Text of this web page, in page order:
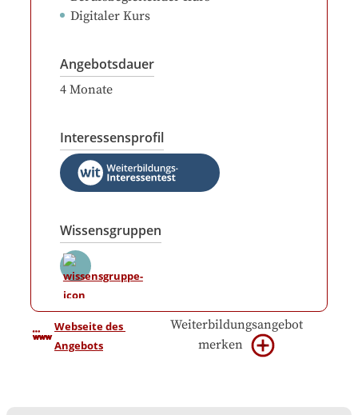
Digitaler Kurs
Angebotsdauer
4 Monate
Interessensprofil
Wissensgruppen
Webseite des
Angebots
Weiterbildungsangebot
merken